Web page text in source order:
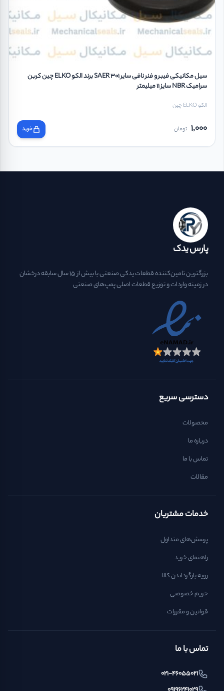
سیل مکانیکی فیبر و فنر نافی سایر SAER 301 برند الکو ELKO چین کربن
سرامیک NBR سایز 11 میلیمتر
الکو ELKO چین
1,000 تومان خرید
پارس یدک
بزرگترین تامین‌کننده قطعات یدکی صنعتی با بیش از ۱۵ سال سابقه درخشان
در زمینه واردات و توزیع قطعات اصلی پمپ‌های صنعتی
دسترسی سریع
محصولات
درباره ما
تماس با ما
مقالات
خدمات مشتریان
پرسش‌های متداول
راهنمای خرید
رویه بازگرداندن کالا
حریم خصوصی
قوانین و مقررات
تماس با ما
021-46055021